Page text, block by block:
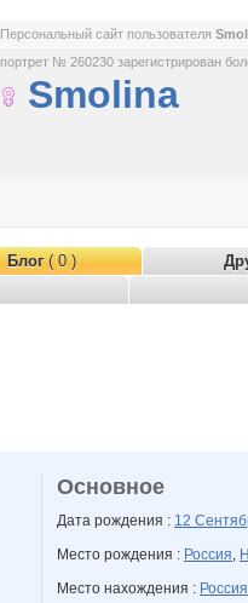
Персональный сайт пользователя
портрет № 260230 зарегистрирован
Smolina
Блог( 0 )
Основное
Дата рождения : 12
Место рождения : Россия,
Место нахождения : Россия